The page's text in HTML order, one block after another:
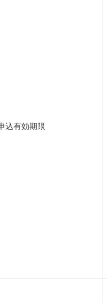
込有効期限